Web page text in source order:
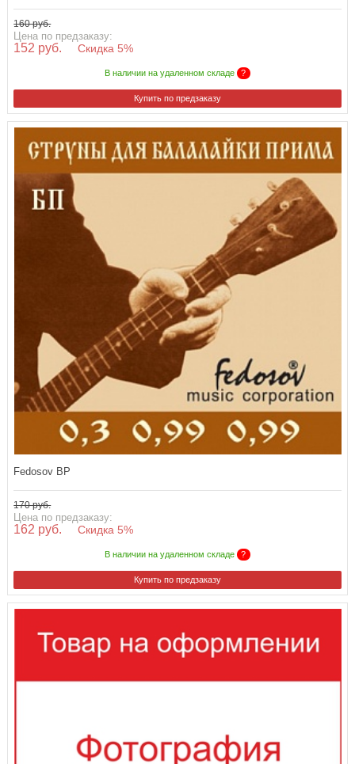
160 руб.
Цена по предзаказу:
152 руб. Скидка 5%
В наличии на удаленном складе ?
Купить по предзаказу
Fedosov BP
170 руб.
Цена по предзаказу:
162 руб. Скидка 5%
В наличии на удаленном складе ?
Купить по предзаказу